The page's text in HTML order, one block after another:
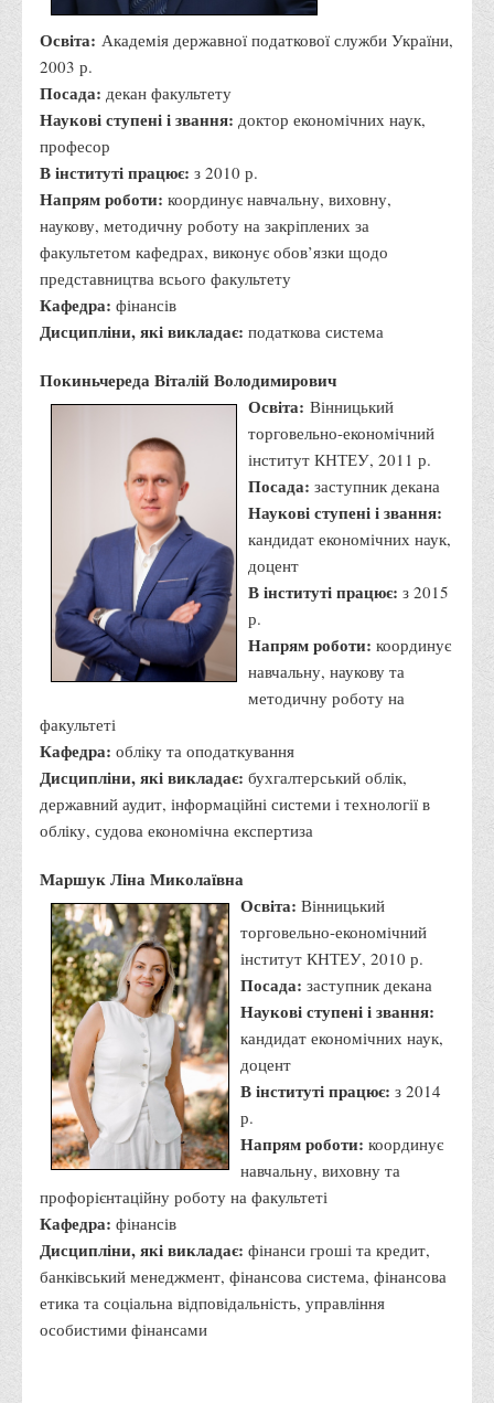
Обліково-фінансовий
Економіки, менеджменту та права
Кафедри
Маркетингу та реклами
Товарознавства, експертизи та торговельного
підприємництва
Туризму та готельно-ресторанної справи
Фізичного виховання та спорту
Менеджменту та публічного управління
Психології
Обліку та оподаткування
Фінансів
Іноземної філології та перекладу
Відділи
Реклами та зв'язків з громадськістю
Наукової роботи та міжнародної співпраці
Здобутки студентів
Матеріали наукових конференцій та вебінарів
Міжнародна діяльність
Закордонні партнери
Програми подвійного диплому
Корисні посилання
Навчально-методичний
З організації виховної та культурно-мистецької роботи
студентів
Технічних засобів навчання
Редакційно-видавничий
Центри
Розвитку кар’єри
Ресурсний центр зі сталого розвитку
Моніторингу якості освітнього процесу та інноваційного
розвитку
Грантових проєктів
Грантові проєкти ВТЕІ ДТЕУ
Освіта: Академія державної податкової служби України,
2003 р.
Посада: декан факультету
Наукові ступені і звання: доктор економічних наук,
професор
В інституті працює: з 2010 р.
Напрям роботи: координує навчальну, виховну,
наукову, методичну роботу на закріплених за
факультетом кафедрах, виконує обов’язки щодо
представництва всього факультету
Кафедра: фінансів
Дисципліни, які викладає: податкова система
Покиньчереда Віталій Володимирович
Освіта: Вінницький
торговельно-економічний
інститут КНТЕУ, 2011 р.
Посада: заступник декана
Наукові ступені і звання:
кандидат економічних наук,
доцент
В інституті працює: з 2015
р.
Напрям роботи: координує
навчальну, наукову та
методичну роботу на
факультеті
Кафедра: обліку та оподаткування
Дисципліни, які викладає: бухгалтерський облік,
державний аудит, інформаційні системи і технології в
обліку, судова економічна експертиза
Маршук Ліна Миколаївна
Освіта: Вінницький
торговельно-економічний
інститут КНТЕУ, 2010 р.
Посада: заступник декана
Наукові ступені і звання:
кандидат економічних наук,
доцент
В інституті працює: з 2014
р.
Напрям роботи: координує
навчальну, виховну та
профорієнтаційну роботу на факультеті
Кафедра: фінансів
Дисципліни, які викладає: фінанси гроші та кредит,
банківський менеджмент, фінансова система, фінансова
етика та соціальна відповідальність, управління
особистими фінансами